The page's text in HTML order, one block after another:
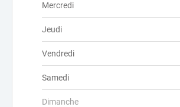
Mercredi
Jeudi
Vendredi
Samedi
Dimanche